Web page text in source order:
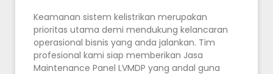
Keamanan sistem kelistrikan merupakan
prioritas utama demi mendukung kelancaran
operasional bisnis yang anda jalankan. Tim
profesional kami siap memberikan Jasa
Maintenance Panel LVMDP yang andal guna